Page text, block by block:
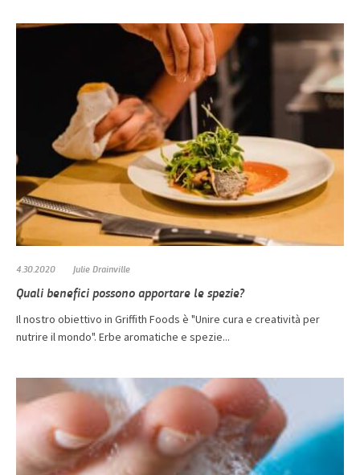
4.30.2020 Julie Drainville
Quali benefici possono apportare le spezie?
Il nostro obiettivo in Griffith Foods è "Unire cura e creatività per
nutrire il mondo". Erbe aromatiche e spezie...